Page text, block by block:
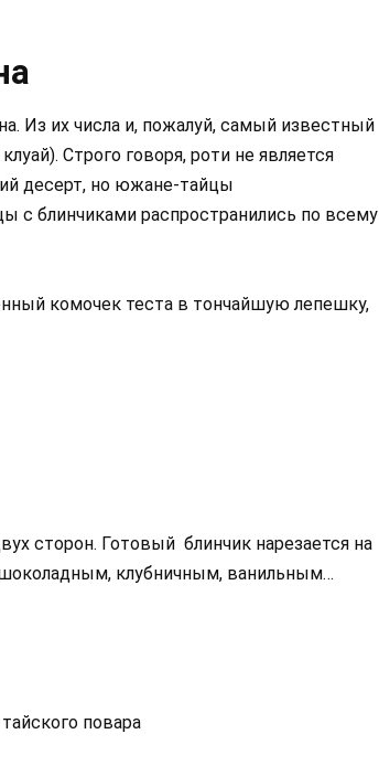
Из их числа и, пожалуй, самый известный
Строго говоря, роти не является
десерт, но южане-тайцы
с блинчиками распространились по всему
комочек теста в тончайшую лепешку,
сторон. Готовый блинчик нарезается на
клубничным, ванильным…
повара